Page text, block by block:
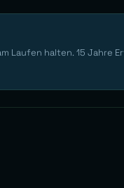
Laufen halten. 15 Jahre